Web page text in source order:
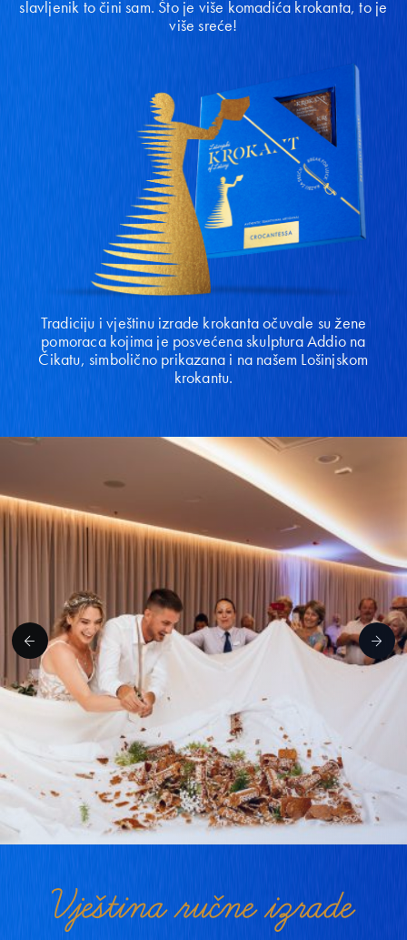
slavljenik to čini sam. Što je više komadića krokanta, to je
više sreće!
Tradiciju i vještinu izrade krokanta očuvale su žene
pomoraca kojima je posvećena skulptura Addio na
Čikatu, simbolično prikazana i na našem Lošinjskom
krokantu.
Vještina ručne izrade